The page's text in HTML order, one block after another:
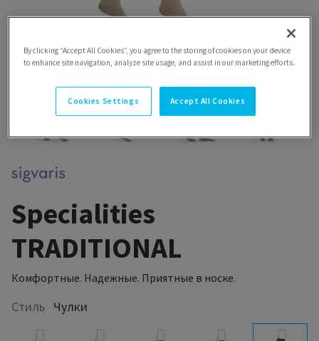
Specialities
TRADITIONAL
Комфортные. Надежные. Приятные в носке.
Стиль Чулки
By clicking “Accept All Cookies”, you agree to the storing of cookies on your device
to enhance site navigation, analyze site usage, and assist in our marketing efforts.
Cookies Settings Accept All Cookies